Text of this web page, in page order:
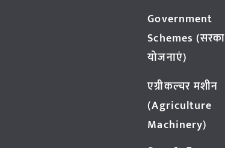
Government
Schemes
योजनाएं)
एग्रीकल्चर मशीन
(Agriculture
Machinery)